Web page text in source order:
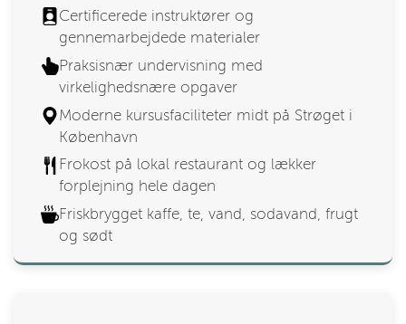
Certificerede instruktører og
gennemarbejdede materialer
Praksisnær undervisning med
virkelighedsnære opgaver
Moderne kursusfaciliteter midt på Strøget i
København
Frokost på lokal restaurant og lækker
forplejning hele dagen
Friskbrygget kaffe, te, vand, sodavand, frugt
og sødt